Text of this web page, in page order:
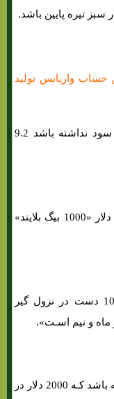
سبز تیره پایین باشد.
حساب واریانس تولید
احتمال این کـه جان بیش از 4000 دست سود نداشته باشد 9.2
5 درصد مواقع جان در نزول بیش از 2000 دلار «1000 بیگ بلایند»
3 تا 4 درصد مواقع جان در بیش از 10000 دست در نزول گیر
بـه طور متوسط ​​جان می تواند انتظار داشته باشد کـه 2000 دلار در